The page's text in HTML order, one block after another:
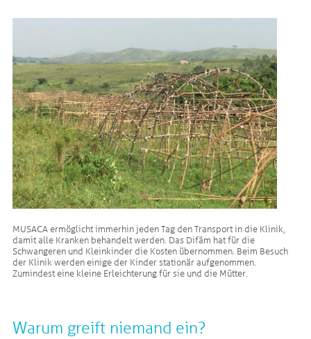
MUSACA ermöglicht immerhin jeden Tag den Transport in die Klinik,
damit alle Kranken behandelt werden. Das Difäm hat für die
Schwangeren und Kleinkinder die Kosten übernommen. Beim Besuch
der Klinik werden einige der Kinder stationär aufgenommen.
Zumindest eine kleine Erleichterung für sie und die Mütter.
Warum greift niemand ein?